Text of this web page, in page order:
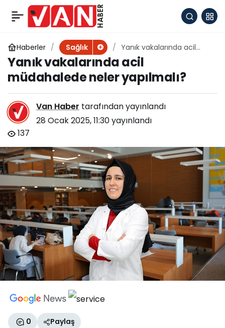
Haberler Sağlık
Yanık vakalarında acil
müdahalede neler
yapılmalı?
Yanık vakalarında acil
müdahalede neler yapılmalı?
Van Haber tarafından yayınlandı
28 Ocak 2025, 11:30yayınlandı
137
0 Paylaş
Kronik Mide Ekşimesi
Yemek Borusu
Kanserine Yol Açabilir
Paylaş